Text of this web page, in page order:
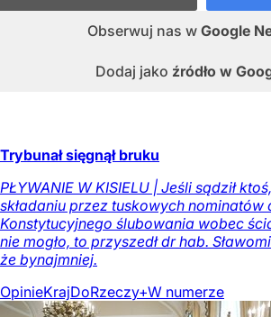
Obserwuj nas w Google
Dodaj jako źródło w
Trybunał sięgnął bruku
PŁYWANIE W KISIELU | Jeśli sądził
składaniu przez tuskowych nominatów
Konstytucyjnego ślubowania wobec
nie mogło, to przyszedł dr hab.
że bynajmniej.
OpinieKrajDoRzeczy+W numerze